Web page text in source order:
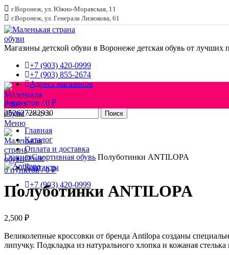
г.Воронеж, ул. Южно-Моравская, 11
г.Воронеж, ул. Генерала Лизюкова, 61
Магазины детской обуви в Воронеже детская обувь от лучших
+7 (903) 420-0999
+7 (903) 855-2674
Адреса магазинов
0пунктов / 0 ₽
Поиск
Меню
0пунктов / 0₽
Главная
Каталог
Оплата и доставка
О нас
Контакты
+7 (903) 420-0999
252627282930
Увеличить
ГлавнаяСпортивная обувь Полуботинки ANTILOPA
Полуботинки ANTILOPA
2,500 ₽
Великолепные кроссовки от бренда Antilopa созданы
липучку. Подкладка из натурального хлопка и кожаная